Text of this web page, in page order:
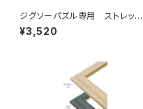
ジグソーパズル専用 ストレッチ
ライン 405×770ミリ （10ボW)
¥3,520